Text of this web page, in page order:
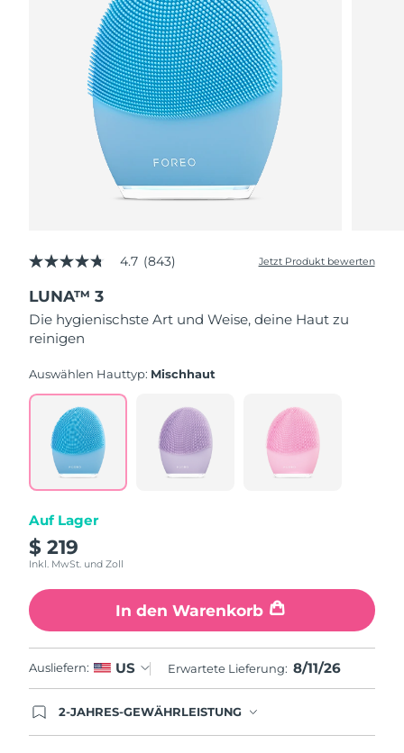
4.7
5
Sternen,
Durchschnittswert
der
Read
843
Reviews.
derselben
Seite.
4.7 (843) Jetzt Produkt bewerten
LUNA™ 3
Die hygienischste Art und Weise, deine Haut zu
reinigen
Auswählen Hauttyp: Mischhaut
Auf Lager
$ 219
Inkl. MwSt. und Zoll
In den Warenkorb
Ausliefern: US Erwartete Lieferung: 8/11/26
2-JAHRES-GEWÄHRLEISTUNG